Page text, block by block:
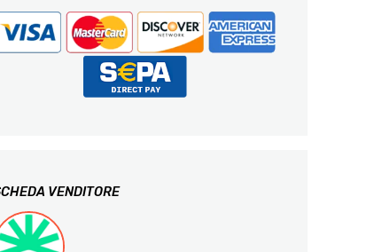
VENDITORE